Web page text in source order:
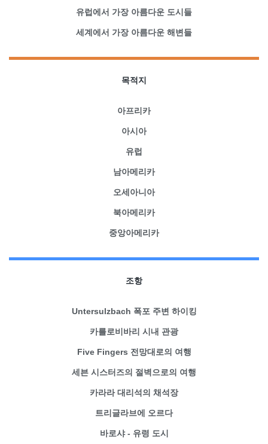
유럽에서 가장 아름다운 도시들
세계에서 가장 아름다운 해변들
목적지
아프리카
아시아
유럽
남아메리카
오세아니아
북아메리카
중앙아메리카
조항
Untersulzbach 폭포 주변 하이킹
카를로비바리 시내 관광
Five Fingers 전망대로의 여행
세븐 시스터즈의 절벽으로의 여행
카라라 대리석의 채석장
트리글라브에 오르다
바로샤 - 유령 도시